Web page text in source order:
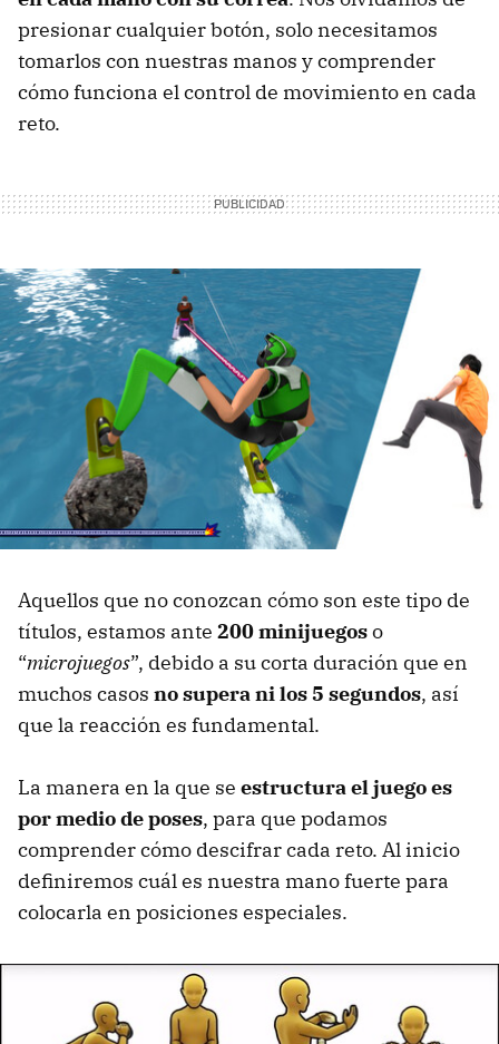
presionar cualquier botón, solo necesitamos
tomarlos con nuestras manos y comprender
cómo funciona el control de movimiento en cada
reto.
Aquellos que no conozcan cómo son este tipo de
títulos, estamos ante 200 minijuegoso
“microjuegos”, debido a su corta duración que en
muchos casos no supera ni los 5 segundos, así
que la reacción es fundamental.
La manera en la que se estructura el juego es
por medio de poses, para que podamos
comprender cómo descifrar cada reto. Al inicio
definiremos cuál es nuestra mano fuerte para
colocarla en posiciones especiales.